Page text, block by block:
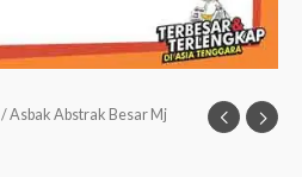
/ Asbak Abstrak Besar Mj